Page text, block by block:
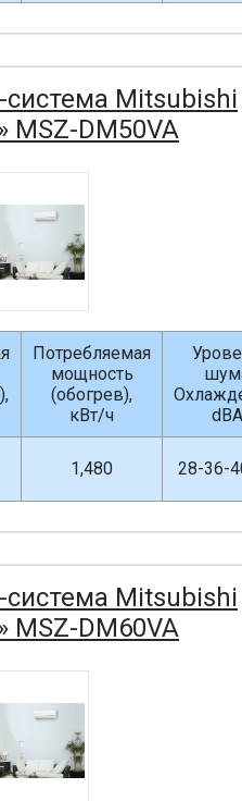
система Mitsubishi
MSZ-DM50VA
Потребляемая
мощность
(обогрев),
кВт/ч
dBA
1,480 28-36-
система Mitsubishi
MSZ-DM60VA